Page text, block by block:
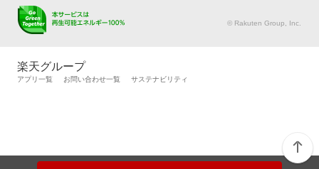
キズ修理予約
メンテナンス管理
タイヤ交換サービス
自動車カタログ 自動車保険
© Rakuten Group, Inc.
楽天グループ
アプリ一覧 お問い合わせ一覧 サステナビリティ